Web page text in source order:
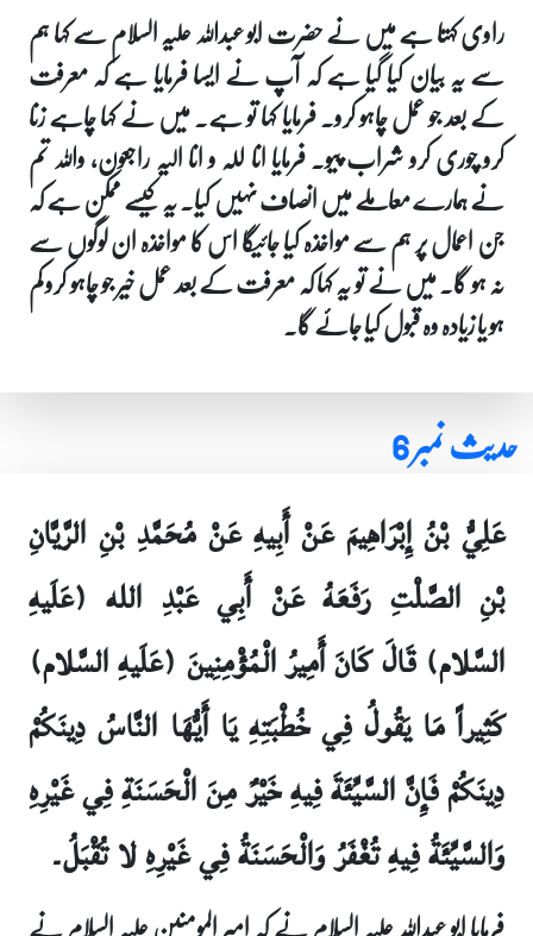
راوی کہتا ہے میں نے حضرت ابو عبداللہ علیہ السلام سے کہا ہم
سے یہ بیان کیا گیا ہے کہ آپ نے ایسا فرمایا ہے کہ معرفت
کے بعد جو عمل چاہو کرو۔ فرمایا کہا تو ہے۔ میں نے کہا چاہے زنا
کرو چوری کرو شراب پیو۔ فرمایا انا للہ و انا الیہ راجعون، واللہ تم
نے ہمارے معاملے میں انصاف نہیں کیا۔ یہ کیسے ممکن ہے کہ
جن اعمال پر ہم سے مواخذہ کیا جائیگا اس کا مواخذہ ان لوگوں سے
نہ ہو گا۔ میں نے تو یہ کہا کہ معرفت کے بعد عمل خیر جو چاہو کرو کم
ہو یا زیادہ وہ قبول کیا جائے گا۔
حدیث نمبر 6
عَلِيُّ بْنُ إِبْرَاهِيمَ عَنْ أَبِيهِ عَنْ مُحَمَّدِ بْنِ الرَّيَّانِ
بْنِ الصَّلْتِ رَفَعَهُ عَنْ أَبِي عَبْدِ الله (عَلَيهِ
السَّلام) قَالَ كَانَ أَمِيرُ الْمُؤْمِنِينَ (عَلَيهِ السَّلام)
كَثِيراً مَا يَقُولُ فِي خُطْبَتِهِ يَا أَيُّهَا النَّاسُ دِينَكُمْ
دِينَكُمْ فَإِنَّ السَّيِّئَةَ فِيهِ خَيْرٌ مِنَ الْحَسَنَةِ فِي غَيْرِهِ
وَالسَّيِّئَةُ فِيهِ تُغْفَرُ وَالْحَسَنَةُ فِي غَيْرِهِ لا تُقْبَلُ۔